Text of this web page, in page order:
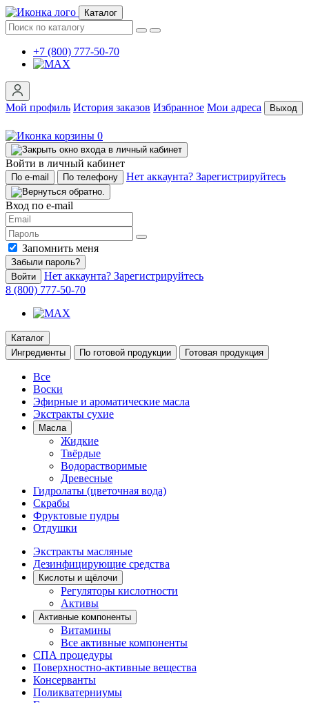
Каталог
+7 (800) 777-50-70
Мой профиль История заказов Избранное Мои адреса Выход
0
Войти в личный кабинет
По e-mail По телефону Нет аккаунта? Зарегистрируйтесь
Вход по e-mail
Запомнить меня
Забыли пароль?
Войти
Нет аккаунта? Зарегистрируйтесь
8 (800) 777-50-70
Каталог
Ингредиенты
По готовой продукции Готовая продукция
Все
Воски
Эфирные и ароматические масла
Экстракты сухие
Масла
Жидкие
Твёрдые
Водорастворимые
Древесные
Гидролаты (цветочная вода)
Скрабы
Фруктовые пудры
Отдушки
Экстракты масляные
Дезинфицирующие средства
Кислоты и щёлочи
Регуляторы кислотности
Активы
Активные компоненты
Витамины
Все активные компоненты
СПА процедуры
Поверхностно-активные вещества
Консерванты
Поликватерниумы